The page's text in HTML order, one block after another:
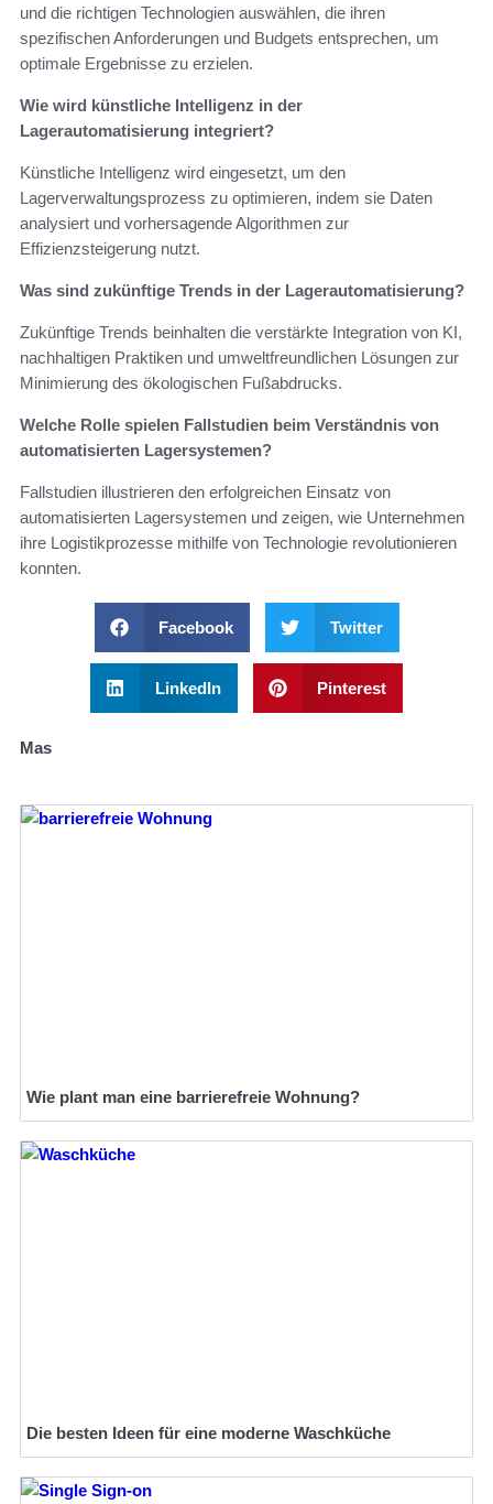
und die richtigen Technologien auswählen, die ihren
spezifischen Anforderungen und Budgets entsprechen, um
optimale Ergebnisse zu erzielen.
Wie wird künstliche Intelligenz in der
Lagerautomatisierung integriert?
Künstliche Intelligenz wird eingesetzt, um den
Lagerverwaltungsprozess zu optimieren, indem sie Daten
analysiert und vorhersagende Algorithmen zur
Effizienzsteigerung nutzt.
Was sind zukünftige Trends in der Lagerautomatisierung?
Zukünftige Trends beinhalten die verstärkte Integration von KI,
nachhaltigen Praktiken und umweltfreundlichen Lösungen zur
Minimierung des ökologischen Fußabdrucks.
Welche Rolle spielen Fallstudien beim Verständnis von
automatisierten Lagersystemen?
Fallstudien illustrieren den erfolgreichen Einsatz von
automatisierten Lagersystemen und zeigen, wie Unternehmen
ihre Logistikprozesse mithilfe von Technologie revolutionieren
konnten.
Facebook Twitter
LinkedIn Pinterest
Mas
Wie plant man eine barrierefreie Wohnung?
Die besten Ideen für eine moderne Waschküche